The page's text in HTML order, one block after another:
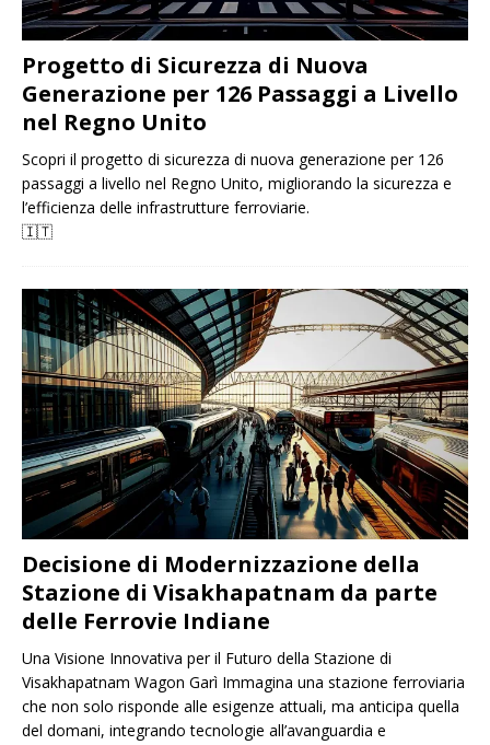
Progetto di Sicurezza di Nuova
Generazione per 126 Passaggi a Livello
nel Regno Unito
Scopri il progetto di sicurezza di nuova generazione per 126
passaggi a livello nel Regno Unito, migliorando la sicurezza e
l’efficienza delle infrastrutture ferroviarie.
🇮🇹
Decisione di Modernizzazione della
Stazione di Visakhapatnam da parte
delle Ferrovie Indiane
Una Visione Innovativa per il Futuro della Stazione di
Visakhapatnam Wagon Garì Immagina una stazione ferroviaria
che non solo risponde alle esigenze attuali, ma anticipa quella
del domani, integrando tecnologie all’avanguardia e